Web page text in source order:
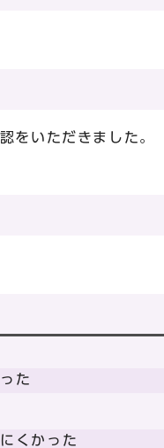
をいただきました。
た
くかった